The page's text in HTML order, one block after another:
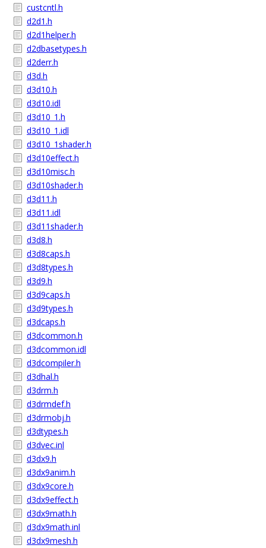
custcntl.h
d2d1.h
d2d1helper.h
d2dbasetypes.h
d2derr.h
d3d.h
d3d10.h
d3d10.idl
d3d10_1.h
d3d10_1.idl
d3d10_1shader.h
d3d10effect.h
d3d10misc.h
d3d10shader.h
d3d11.h
d3d11.idl
d3d11shader.h
d3d8.h
d3d8caps.h
d3d8types.h
d3d9.h
d3d9caps.h
d3d9types.h
d3dcaps.h
d3dcommon.h
d3dcommon.idl
d3dcompiler.h
d3dhal.h
d3drm.h
d3drmdef.h
d3drmobj.h
d3dtypes.h
d3dvec.inl
d3dx9.h
d3dx9anim.h
d3dx9core.h
d3dx9effect.h
d3dx9math.h
d3dx9math.inl
d3dx9mesh.h